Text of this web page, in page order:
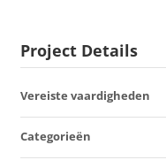
Project Details
Vereiste vaardigheden
Categorieën